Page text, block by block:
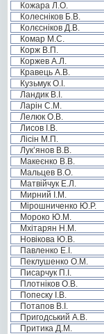
Кожара Л.О.
Колесніков Б.В.
Колєсніков Д.В.
Комар М.С.
Корж В.П.
Коржев А.Л.
Кравець А.В.
Кузьмук О.І.
Ландик В.І.
Ларін С.М.
Лелюк О.В.
Лисов І.В.
Лісін М.П.
Лук’янов В.В.
Макеєнко В.В.
Мальцев В.О.
Матвійчук Е.Л.
Мирний І.М.
Мірошниченко Ю.Р.
Мороко Ю.М.
Мхітарян Н.М.
Новікова Ю.В.
Павленко Е.І.
Пеклушенко О.М.
Писарчук П.І.
Плотніков О.В.
Попеску І.В.
Потапов В.І.
Пригодський А.В.
Притика Д.М.